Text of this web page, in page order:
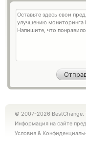
© 2007-2026 BestChange.
Информация на сайте
Условия &